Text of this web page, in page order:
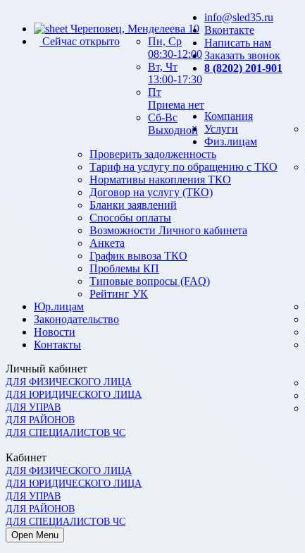
Череповец, Менделеева 10
Сейчас открыто
Пн, Ср
08:30-12:00
Вт, Чт
13:00-17:30
Пт
Приема нет
Сб-Вс
Выходной
info@sled35.ru
Вконтакте
Написать нам
Заказать звонок
8 (8202) 201-901
Компания
Услуги
Физ.лицам
Проверить задолженность
Тариф на услугу по обращению с ТКО
Нормативы накопления ТКО
Договор на услугу (ТКО)
Бланки заявлений
Способы оплаты
Возможности Личного кабинета
Анкета
График вывоза ТКО
Проблемы КП
Типовые вопросы (FAQ)
Рейтинг УК
Юр.лицам
Законодательство
Новости
Контакты
Личный кабинет
ДЛЯ ФИЗИЧЕСКОГО ЛИЦА
ДЛЯ ЮРИДИЧЕСКОГО ЛИЦА
ДЛЯ УПРАВ
ДЛЯ РАЙОНОВ
ДЛЯ СПЕЦИАЛИСТОВ ЧС
Кабинет
ДЛЯ ФИЗИЧЕСКОГО ЛИЦА
ДЛЯ ЮРИДИЧЕСКОГО ЛИЦА
ДЛЯ УПРАВ
ДЛЯ РАЙОНОВ
ДЛЯ СПЕЦИАЛИСТОВ ЧС
Open Menu